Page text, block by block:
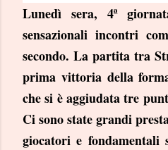
Lunedì sera, 4ª
sensazionali incontri
secondo. La partita tra
prima vittoria della
che si è aggiudata tre
Ci sono state grandi
giocatori e fondamentali